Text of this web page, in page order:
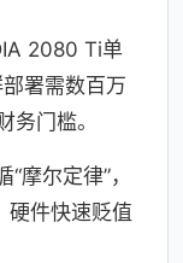
2080 Ti单
署需数百万
务门槛。
摩尔定律”，
硬件快速贬值